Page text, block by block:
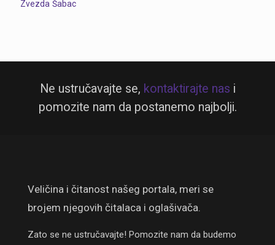
Zvezda Šabac
Ne ustručavajte se, kontaktirajte nas i
pomozite nam da postanemo najbolji.
Veličina i čitanost našeg portala, meri se
brojem njegovih čitalaca i oglašivača.
Zato se ne ustručavajte! Pomozite nam da budemo